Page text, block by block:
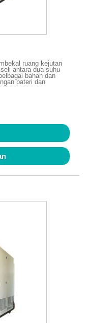
ruang kejutan
antara dua suhu
bahan dan
pateri dan